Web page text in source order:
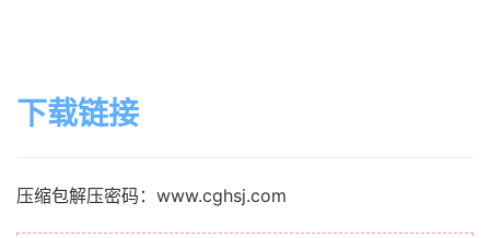
下载链接
压缩包解压密码：www.cghsj.com